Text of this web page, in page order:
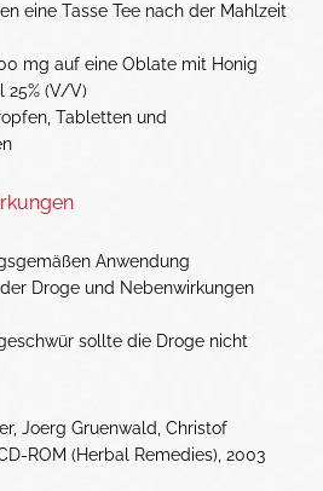
eine Tasse Tee nach der Mahlzeit
mg auf eine Oblate mit Honig
25% (V/V)
Tabletten und
Anwendung
Droge und Nebenwirkungen
sollte die Droge nicht
Joerg Gruenwald, Christof
ROM (Herbal Remedies), 2003